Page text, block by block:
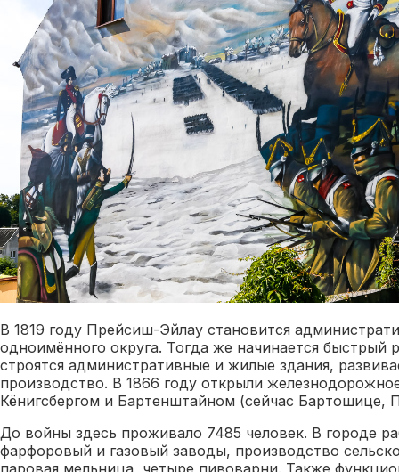
В 1819 году Прейсиш-Эйлау становится
одноимённого округа. Тогда же начинается быстрый
строятся административные и жилые здания,
производство. В 1866 году открыли
Кёнигсбергом и Бартенштайном (сейчас Бартошице,
До войны здесь проживало 7485 человек. В городе
фарфоровый и газовый заводы, производство
паровая мельница, четыре пивоварни. Также